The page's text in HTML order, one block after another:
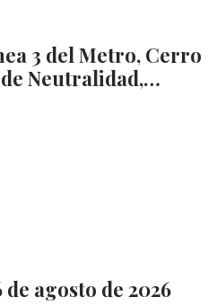
3 del Metro, Cerro
Neutralidad,…
agosto de 2026